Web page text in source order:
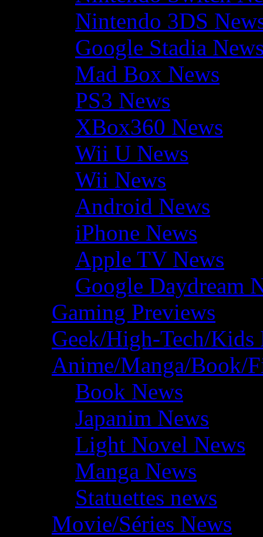
Nintendo 3DS
Google Stadia
Mad Box News
PS3 News
XBox360 News
Wii U News
Wii News
Android News
iPhone News
Apple TV News
Google Daydream
Gaming Previews
Geek/High-Tech/Kids
Anime/Manga/Book/
Book News
Japanim News
Light Novel News
Manga News
Statuettes news
Movie/Séries News